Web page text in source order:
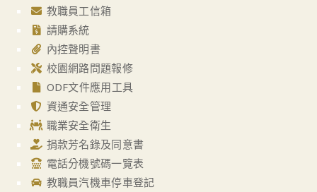
教職員工信箱
請購系統
內控聲明書
校園網路問題報修
ODF文件應用工具
資通安全管理
職業安全衛生
捐款芳名錄及同意書
電話分機號碼一覽表
教職員汽機車停車登記